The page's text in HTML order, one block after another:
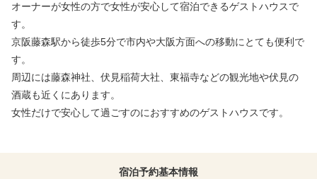
オーナーが女性の方で女性が安心して宿泊できるゲストハウスで
す。
京阪藤森駅から徒歩5分で市内や大阪方面への移動にとても便利で
す。
周辺には藤森神社、伏見稲荷大社、東福寺などの観光地や伏見の
酒蔵も近くにあります。
女性だけで安心して過ごすのにおすすめのゲストハウスです。
宿泊予約基本情報